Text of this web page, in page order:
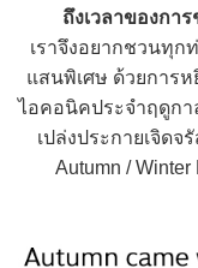
ถึงเวลาของกา
เราจึงอยากชวนทุก
แสนพิเศษ ด้วยการห
ไอคอนิคประจำฤดูกา
เปล่งประกายเจิด
Autumn /